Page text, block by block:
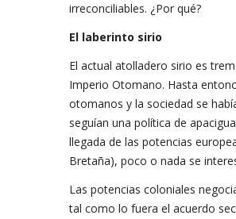
irreconciliables. ¿Por qué?
El laberinto sirio
El actual atolladero sirio es
Imperio Otomano. Hasta
otomanos y la sociedad se
seguían una política de
llegada de las potencias
Bretaña), poco o nada se
Las potencias coloniales
tal como lo fuera el acuerdo